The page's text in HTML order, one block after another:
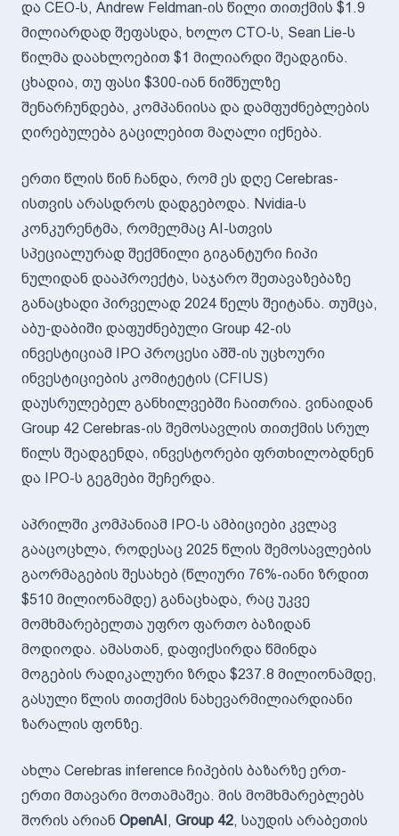
და CEO-ს, Andrew Feldman-ის წილი თითქმის $1.9
მილიარდად შეფასდა, ხოლო CTO-ს, Sean Lie-ს
წილმა დაახლოებით $1 მილიარდი შეადგინა.
ცხადია, თუ ფასი $300-იან ნიშნულზე
შენარჩუნდება, კომპანიისა და დამფუძნებლების
ღირებულება გაცილებით მაღალი იქნება.
ერთი წლის წინ ჩანდა, რომ ეს დღე Cerebras-
ისთვის არასდროს დადგებოდა. Nvidia-ს
კონკურენტმა, რომელმაც AI-სთვის
სპეციალურად შექმნილი გიგანტური ჩიპი
ნულიდან დააპროექტა, საჯარო შეთავაზებაზე
განაცხადი პირველად 2024 წელს შეიტანა. თუმცა,
აბუ-დაბიში დაფუძნებული Group 42-ის
ინვესტიციამ IPO პროცესი აშშ-ის უცხოური
ინვესტიციების კომიტეტის (CFIUS)
დაუსრულებელ განხილვებში ჩაითრია. ვინაიდან
Group 42 Cerebras-ის შემოსავლის თითქმის სრულ
წილს შეადგენდა, ინვესტორები ფრთხილობდნენ
და IPO-ს გეგმები შეჩერდა.
აპრილში კომპანიამ IPO-ს ამბიციები კვლავ
გააცოცხლა, როდესაც 2025 წლის შემოსავლების
გაორმაგების შესახებ (წლიური 76%-იანი ზრდით
$510 მილიონამდე) განაცხადა, რაც უკვე
მომხმარებელთა უფრო ფართო ბაზიდან
მოდიოდა. ამასთან, დაფიქსირდა წმინდა
მოგების რადიკალური ზრდა $237.8 მილიონამდე,
გასული წლის თითქმის ნახევარმილიარდიანი
ზარალის ფონზე.
ახლა Cerebras inference ჩიპების ბაზარზე ერთ-
ერთი მთავარი მოთამაშეა. მის მომხმარებლებს
შორის არიან OpenAI, Group 42, საუდის არაბეთის